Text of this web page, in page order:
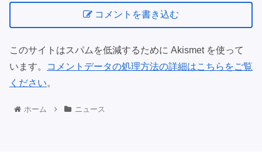
コメントを書き込む
このサイトはスパムを低減するために Akismet を使って
います。
コメントデータの処理方法の詳細はこちらをご覧
ください。
ホーム ニュース